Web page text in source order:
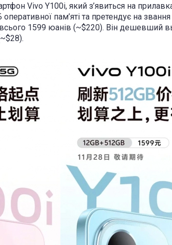
Vivo Y100i, який з’явиться на
пам’яті та претендує на
1599 юанів (~$220). Він дешевший